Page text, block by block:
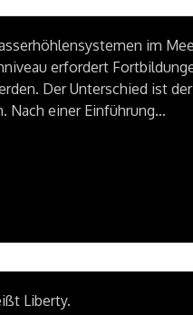
im
erfordert
Der Unterschied ist
Nach einer Einführung…
Liberty.